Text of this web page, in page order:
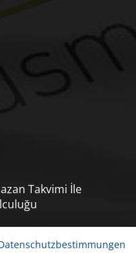
Takvimi İle